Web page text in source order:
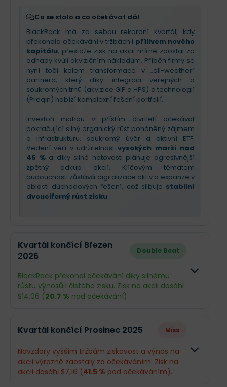
Co se stalo a co očekávat dál
BlackRock má za sebou rekordní kvartál, kdy
překonala očekávání v tržbách i přílivem nového
kapitálu, přestože zisk na akcii mírně zaostal za
odhady kvůli akvizičním nákladům. Příběh firmy se
nyní točí kolem transformace v „all-weather“
partnera, který díky integraci veřejných a
soukromých trhů (akvizice GIP a HPS) a technologií
(Preqin) nabízí komplexní řešení portfolií.
Investoři mohou v příštím čtvrtletí očekávat
pokračující silný organický růst poháněný zájmem
o infrastrukturu, soukromý úvěr a aktivní ETF.
Vedení věří v udržitelnostvysokých marží nad
45 %a díky silné hotovosti plánuje agresivnější
zpětný odkup akcií. Klíčovým tématem
budoucnosti zůstává digitalizace aktiv a expanze v
oblasti důchodových řešení, což slibuje stabilní
dvouciferný růst zisku.
Kvartál končící Březen
2026
Double Beat
BlackRock překonal očekávání díky silnému
růstu výnosů i čistého zisku. Zisk na akcii dosáhl
$14,06 (20.7 % nad očekávání).
Příjmy $1,92 mld.
Kvartál končící Prosinec 2025 Miss
Navzdory vyšším tržbám ziskovost a výnos na
akcii výrazně zaostaly za očekáváním. Zisk na
akcii dosáhl $7,16 (41.5 % pod očekáváním).